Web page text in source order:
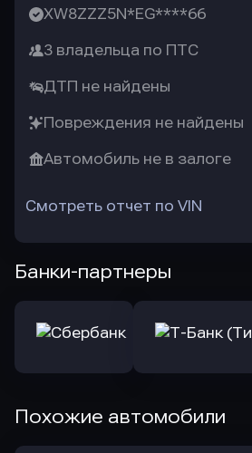
XW8ZZZ5N*EG****66
3 владельца по ПТС
ДТП не найдены
Повреждения не найдены
Автомобиль не в залоге
Смотреть отчет по VIN
Банки-партнеры
Похожие автомобили